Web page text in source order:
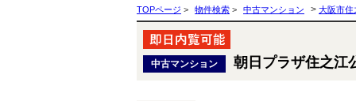
TOPページ > 物件検索 > 中古マンション > 大阪市住
中古マンション 朝日プラザ住之江